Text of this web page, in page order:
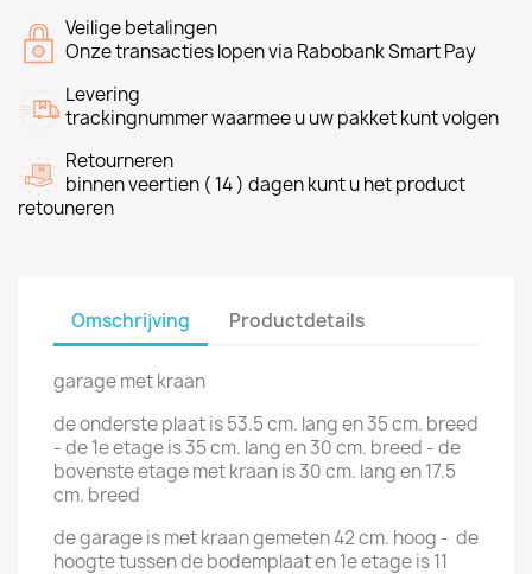
Veilige betalingen
Onze transacties lopen via Rabobank Smart Pay
Levering
trackingnummer waarmee u uw pakket kunt volgen
Retourneren
binnen veertien ( 14 ) dagen kunt u het product
retouneren
Omschrijving Productdetails
garage met kraan
de onderste plaat is 53.5 cm. lang en 35 cm. breed
- de 1e etage is 35 cm. lang en 30 cm. breed - de
bovenste etage met kraan is 30 cm. lang en 17.5
cm. breed
de garage is met kraan gemeten 42 cm. hoog - de
hoogte tussen de bodemplaat en 1e etage is 11